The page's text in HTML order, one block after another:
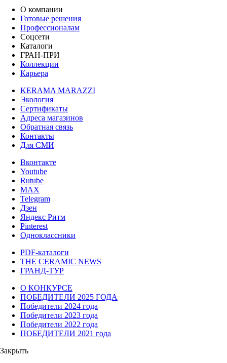
О компании
Готовые решения
Профессионалам
Соцсети
Каталоги
ГРАН-ПРИ
Коллекции
Карьера
KERAMA MARAZZI
Экология
Сертификаты
Адреса магазинов
Обратная связь
Контакты
Для СМИ
Вконтакте
Youtube
Rutube
MAX
Telegram
Дзен
Яндекс Ритм
Pinterest
Одноклассники
PDF-каталоги
THE CERAMIC NEWS
ГРАНД-ТУР
О КОНКУРСЕ
ПОБЕДИТЕЛИ 2025 ГОДА
Победители 2024 года
Победители 2023 года
Победители 2022 года
ПОБЕДИТЕЛИ 2021 года
Закрыть